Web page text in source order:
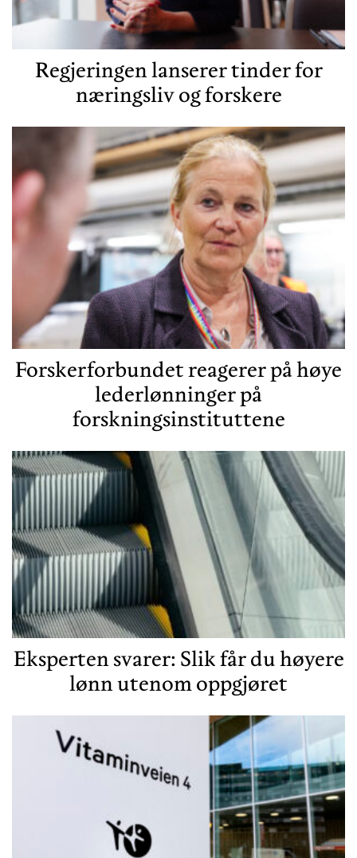
Regjeringen lanserer tinder for
næringsliv og forskere
Forskerforbundet reagerer på høye
lederlønninger på
forskningsinstituttene
Eksperten svarer: Slik får du høyere
lønn utenom oppgjøret